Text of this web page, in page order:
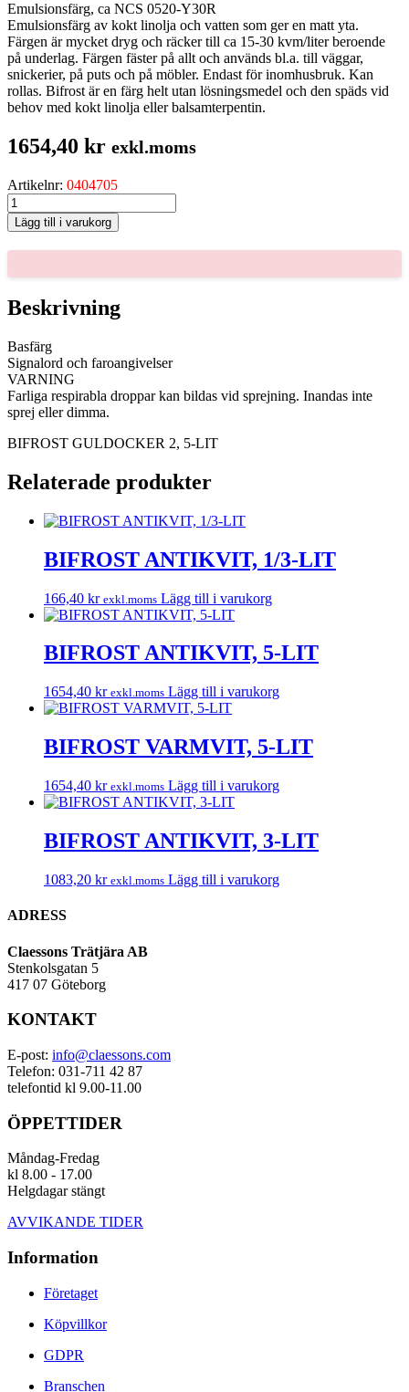
Emulsionsfärg, ca NCS 0520-Y30R
Emulsionsfärg av kokt linolja och vatten som ger en matt yta.
Färgen är mycket dryg och räcker till ca 15-30 kvm/liter beroende
på underlag. Färgen fäster på allt och används bl.a. till väggar,
snickerier, på puts och på möbler. Endast för inomhusbruk. Kan
rollas. Bifrost är en färg helt utan lösningsmedel och den späds vid
behov med kokt linolja eller balsamterpentin.
1654,40 kr exkl.moms
Artikelnr: 0404705
BIFROST
GULDOCKER
2,
5-
mängd
Lägg till i varukorg
Beskrivning
Basfärg
Signalord och faroangivelser
VARNING
Farliga respirabla droppar kan bildas vid sprejning. Inandas inte
sprej eller dimma.
BIFROST GULDOCKER 2, 5-LIT
Relaterade produkter
BIFROST ANTIKVIT, 1/3-LIT
166,40 kr exkl.moms Lägg till i varukorg
BIFROST ANTIKVIT, 5-LIT
1654,40 kr exkl.moms Lägg till i varukorg
BIFROST VARMVIT, 5-LIT
1654,40 kr exkl.moms Lägg till i varukorg
BIFROST ANTIKVIT, 3-LIT
1083,20 kr exkl.moms Lägg till i varukorg
ADRESS
Claessons Trätjära AB
Stenkolsgatan 5
417 07 Göteborg
KONTAKT
E-post: info@claessons.com
Telefon: 031-711 42 87
telefontid kl 9.00-11.00
ÖPPETTIDER
Måndag-Fredag
kl 8.00 - 17.00
Helgdagar stängt
AVVIKANDE TIDER
Information
Företaget
Köpvillkor
GDPR
Branschen